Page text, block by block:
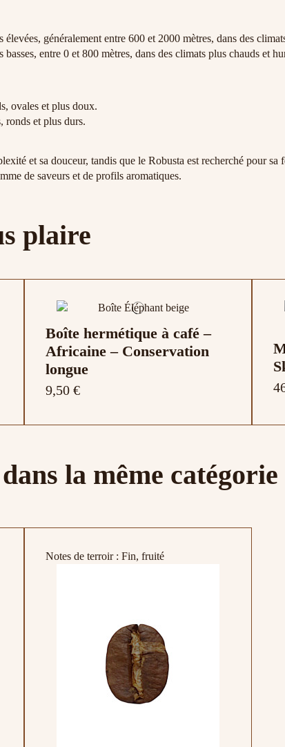
généralement entre 600 et 2000 mètres, dans des
basses, entre 0 et 800 mètres, dans des climats plus chauds et
ovales et plus doux.
ronds et plus durs.
et sa douceur, tandis que le Robusta est recherché pour
de saveurs et de profils aromatiques.
plaire
Boîte hermétique à café –
Africaine – Conservation
longue
9,50 €
la même catégorie
Notes de terroir : Fin, fruité